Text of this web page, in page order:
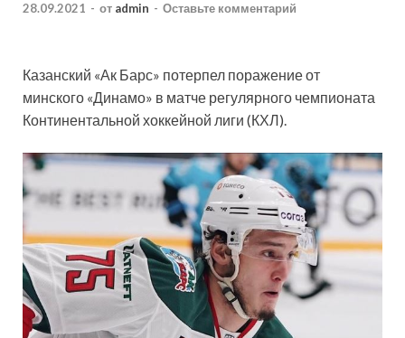
28.09.2021 - от admin - Оставьте комментарий
Казанский «Ак Барс» потерпел поражение от
минского «Динамо» в матче регулярного чемпионата
Континентальной хоккейной лиги (КХЛ).